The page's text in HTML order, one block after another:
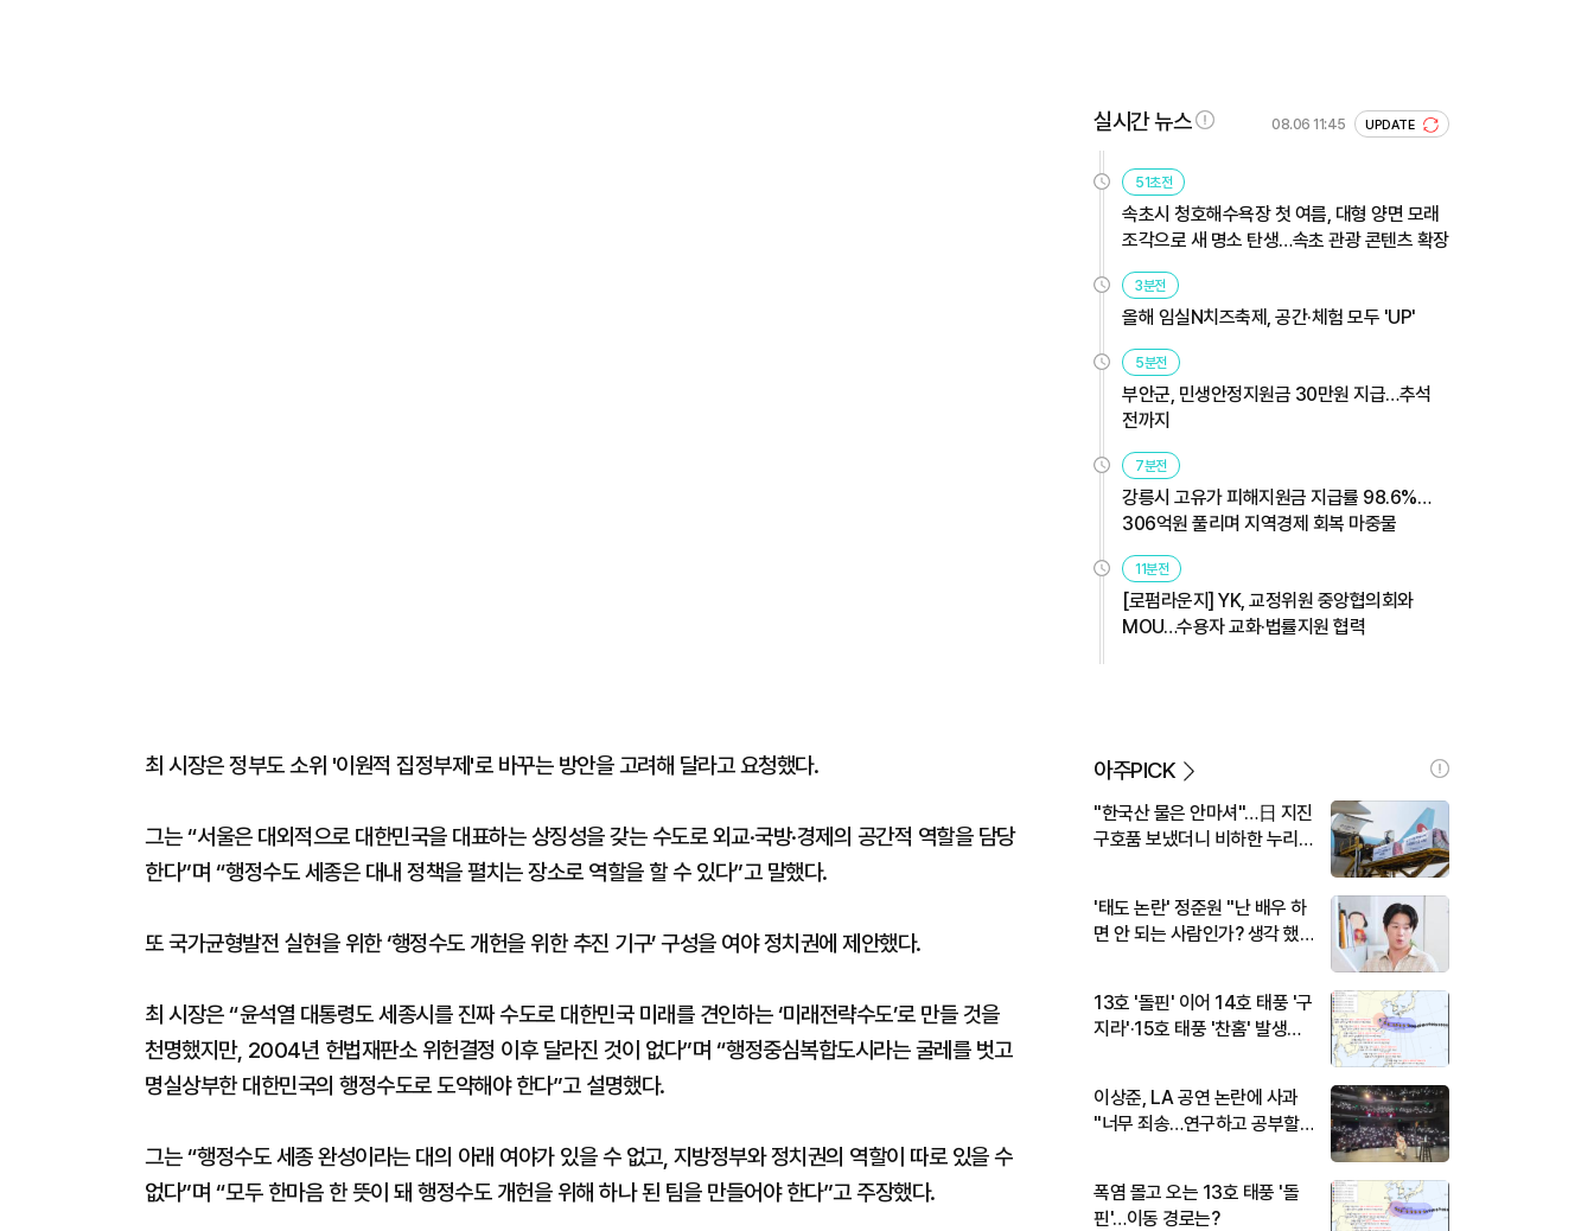
최 시장은 정부도 소위 '이원적 집정부제'로 바꾸는 방안을 고려해 달라고 요청했다.
그는 “서울은 대외적으로 대한민국을 대표하는 상징성을 갖는 수도로 외교·국방·경제의 공간적 역할을 담당
한다”며 “행정수도 세종은 대내 정책을 펼치는 장소로 역할을 할 수 있다”고 말했다.
또 국가균형발전 실현을 위한 ‘행정수도 개헌을 위한 추진 기구’ 구성을 여야 정치권에 제안했다.
최 시장은 “윤석열 대통령도 세종시를 진짜 수도로 대한민국 미래를 견인하는 ‘미래전략수도’로 만들 것을
천명했지만, 2004년 헌법재판소 위헌결정 이후 달라진 것이 없다”며 “행정중심복합도시라는 굴레를 벗고
명실상부한 대한민국의 행정수도로 도약해야 한다”고 설명했다.
그는 “행정수도 세종 완성이라는 대의 아래 여야가 있을 수 없고, 지방정부와 정치권의 역할이 따로 있을 수
없다”며 “모두 한마음 한 뜻이 돼 행정수도 개헌을 위해 하나 된 팀을 만들어야 한다”고 주장했다.
실시간 뉴스 08.06 11:45 UPDATE
51초전
속초시 청호해수욕장 첫 여름, 대형 양면 모래
조각으로 새 명소 탄생…속초 관광 콘텐츠 확장
3분전
올해 임실N치즈축제, 공간·체험 모두 'UP'
5분전
부안군, 민생안정지원금 30만원 지급…추석
전까지
7분전
강릉시 고유가 피해지원금 지급률 98.6%…
306억원 풀리며 지역경제 회복 마중물
11분전
[로펌라운지] YK, 교정위원 중앙협의회와
MOU…수용자 교화·법률지원 협력
아주PICK
"한국산 물은 안마셔"…日 지진
구호품 보냈더니 비하한 누리
'태도 논란' 정준원 "난 배우 하
면 안 되는 사람인가? 생각 했
13호 '돌핀' 이어 14호 태풍 '구
지라'·15호 태풍 '찬홈' 발생…
이상준, LA 공연 논란에 사과
"너무 죄송…연구하고 공부할
폭염 몰고 오는 13호 태풍 '돌
핀'…이동 경로는?